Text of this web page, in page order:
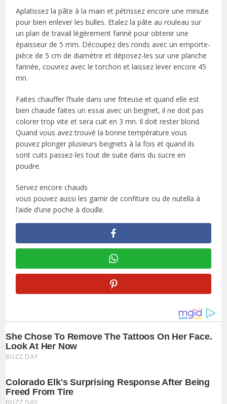
Aplatissez la pâte à la main et pétrissez encore une minute
pour bien enlever les bulles. Etalez la pâte au rouleau sur
un plan de travail légèrement fariné pour obtenir une
épaisseur de 5 mm. Découpez des ronds avec un emporte-
pièce de 5 cm de diamètre et déposez-les sur une planche
farinée, couvrez avec le torchon et laissez lever encore 45
mn.
Faites chauffer l’huile dans une friteuse et quand elle est
bien chaude faites un essai avec un beignet, il ne doit pas
colorer trop vite et sera cuit en 3 mn. Il doit rester blond.
Quand vous avez trouvé la bonne température vous
pouvez plonger plusieurs beignets à la fois et quand ils
sont cuits passez-les tout de suite dans du sucre en
poudre.
Servez encore chauds
vous pouvez aussi les garnir de confiture ou de nutella à
l’aide d’une poche à douille.